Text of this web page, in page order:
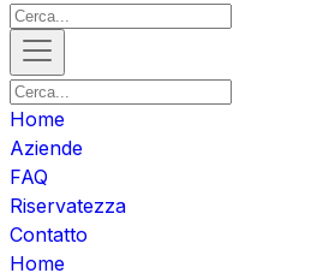
Home
Aziende
FAQ
Riservatezza
Contatto
Home